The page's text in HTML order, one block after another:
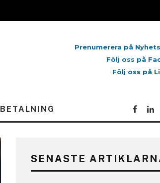
Prenumerera på
Följ oss på
Följ oss på
BETALNING
SENASTE